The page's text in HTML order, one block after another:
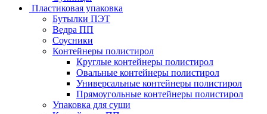
Пластиковая упаковка
Бутылки ПЭТ
Ведра ПП
Соусники
Контейнеры полистирол
Круглые контейнеры полистирол
Овальные контейнеры полистирол
Универсальные контейнеры полистирол
Прямоугольные контейнеры полистирол
Упаковка для суши